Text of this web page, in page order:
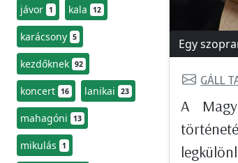
jávor 1 kala 12
karácsony 5
kezdőknek 92
koncert 16 lanikai 23
mahagóni 13
mikulás 1
Egy
GÁLL
A